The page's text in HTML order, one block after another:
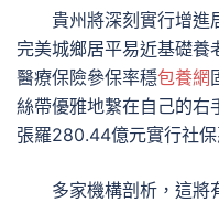
貴州將深刻實行增進
完美城鄉居平易近基礎養
醫療保險參保率穩包養網
絲帶優雅地繫在自己的右
張羅280.44億元實行社
多家機構剖析，這將